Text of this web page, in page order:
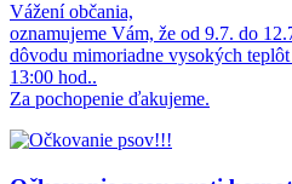
Vážení občania,
oznamujeme Vám, že od 9.7. do
dôvodu mimoriadne vysokých
13:00 hod..
Za pochopenie ďakujeme.